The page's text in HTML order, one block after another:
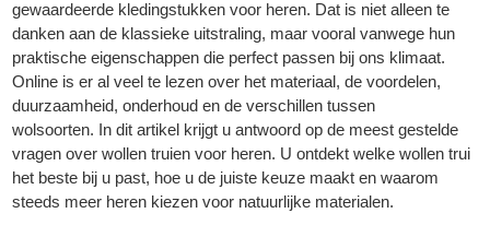
gewaardeerde kledingstukken voor heren. Dat is niet alleen te
danken aan de klassieke uitstraling, maar vooral vanwege hun
praktische eigenschappen die perfect passen bij ons klimaat.
Online is er al veel te lezen over het materiaal, de voordelen,
duurzaamheid, onderhoud en de verschillen tussen
wolsoorten. In dit artikel krijgt u antwoord op de meest gestelde
vragen over wollen truien voor heren. U ontdekt welke wollen trui
het beste bij u past, hoe u de juiste keuze maakt en waarom
steeds meer heren kiezen voor natuurlijke materialen.